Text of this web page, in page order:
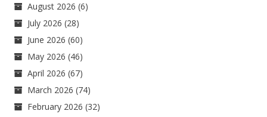
August 2026 (6)
July 2026 (28)
June 2026 (60)
May 2026 (46)
April 2026 (67)
March 2026 (74)
February 2026 (32)